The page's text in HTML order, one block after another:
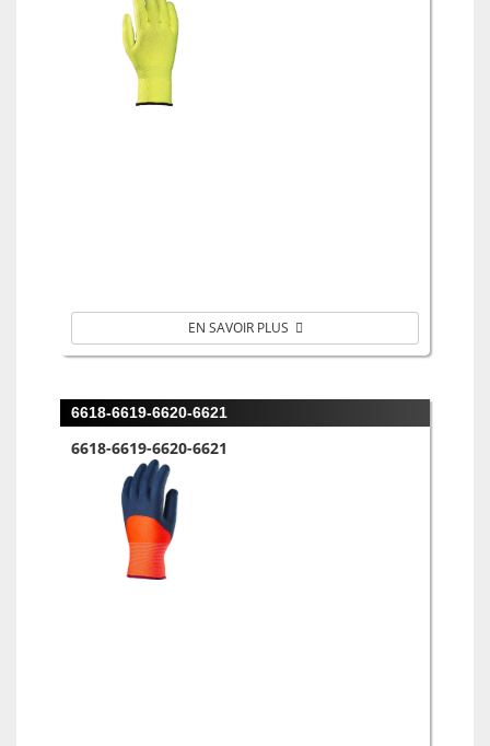
EN SAVOIR PLUS
6618-6619-6620-6621
6618-6619-6620-6621